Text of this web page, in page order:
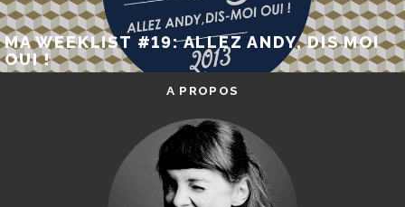
MA WEEKLIST #19: ALLEZ ANDY, DIS MOI
OUI !
A PROPOS